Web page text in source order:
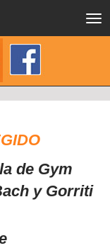
de Gym
y Gorriti